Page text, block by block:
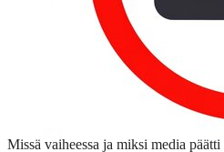
Missä vaiheessa ja miksi media